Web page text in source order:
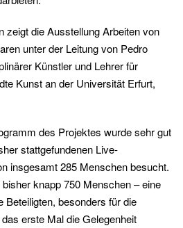
zeigt die Ausstellung Arbeiten von
unter der Leitung von Pedro
Künstler und Lehrer für
Kunst an der Universität Erfurt,
des Projektes wurde sehr gut
stattgefundenen Live-
insgesamt 285 Menschen besucht.
knapp 750 Menschen – eine
Beteiligten, besonders für die
erste Mal die Gelegenheit